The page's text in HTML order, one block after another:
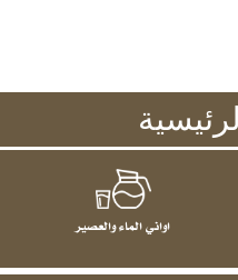
اواني الماء والعصير